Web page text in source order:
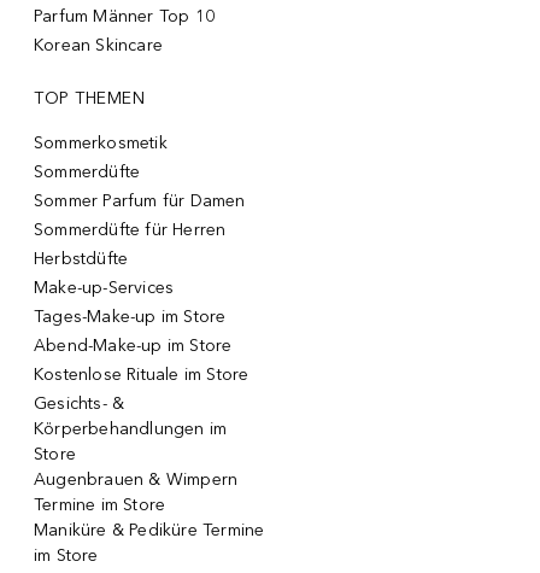
Parfum Männer Top 10
Korean Skincare
TOP THEMEN
Sommerkosmetik
Sommerdüfte
Sommer Parfum für Damen
Sommerdüfte für Herren
Herbstdüfte
Make-up-Services
Tages-Make-up im Store
Abend-Make-up im Store
Kostenlose Rituale im Store
Gesichts- &
Körperbehandlungen im
Store
Augenbrauen & Wimpern
Termine im Store
Maniküre & Pediküre Termine
im Store